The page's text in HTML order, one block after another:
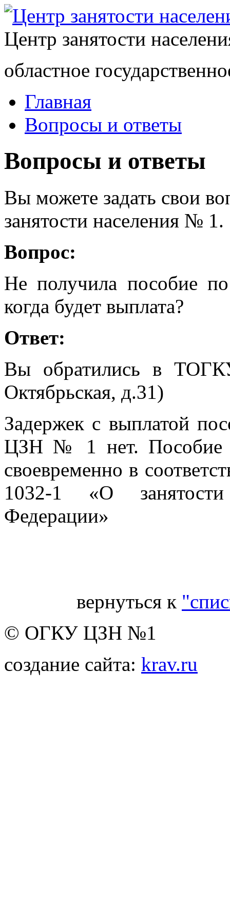
Центр занятости
областное
Главная
Вопросы и ответы
Вопросы и ответы
Вы можете задать свои
занятости населения № 1.
Вопрос:
Не получила пособие
когда будет выплата?
Ответ:
Вы обратились в
Октябрьская, д.31)
Задержек с выплатой
ЦЗН № 1 нет. Пособие
своевременно в
1032-1 «О
Федерации»
вернуться к
© ОГКУ ЦЗН №1
создание сайта: krav.ru